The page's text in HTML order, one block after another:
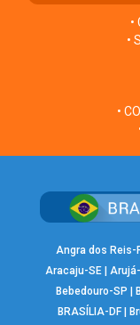
•
•
•
Angra dos Reis-
Aracaju-SE |
Bebedouro-SP
BRASÍLIA-DF|